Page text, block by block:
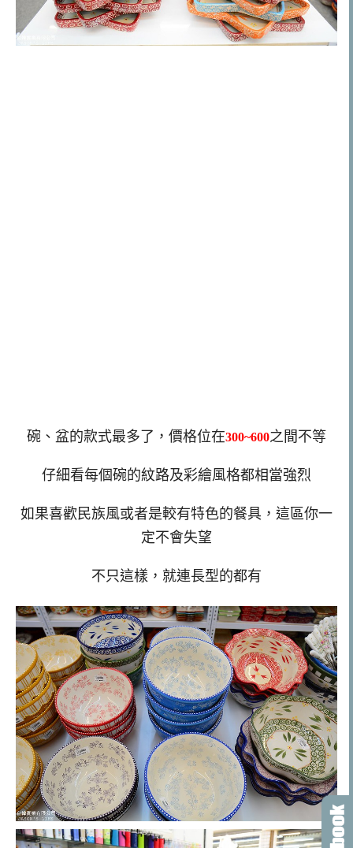
碗、盆的款式最多了，價格位在300~600之間不等
仔細看每個碗的紋路及彩繪風格都相當強烈
如果喜歡民族風或者是較有特色的餐具，這區你一
定不會失望
不只這樣，就連長型的都有